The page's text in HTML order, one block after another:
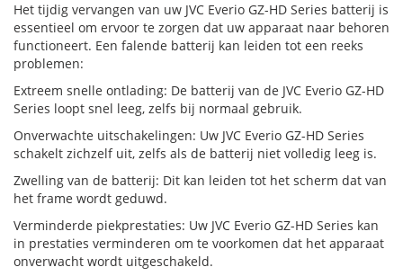
Het tijdig vervangen van uw JVC Everio GZ-HD Series batterij is
essentieel om ervoor te zorgen dat uw apparaat naar behoren
functioneert. Een falende batterij kan leiden tot een reeks
problemen:
Extreem snelle ontlading: De batterij van de JVC Everio GZ-HD
Series loopt snel leeg, zelfs bij normaal gebruik.
Onverwachte uitschakelingen: Uw JVC Everio GZ-HD Series
schakelt zichzelf uit, zelfs als de batterij niet volledig leeg is.
Zwelling van de batterij: Dit kan leiden tot het scherm dat van
het frame wordt geduwd.
Verminderde piekprestaties: Uw JVC Everio GZ-HD Series kan
in prestaties verminderen om te voorkomen dat het apparaat
onverwacht wordt uitgeschakeld.